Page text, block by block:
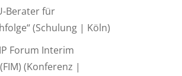
Berater für
(Schulung | Köln)
Forum Interim
(Konferenz |